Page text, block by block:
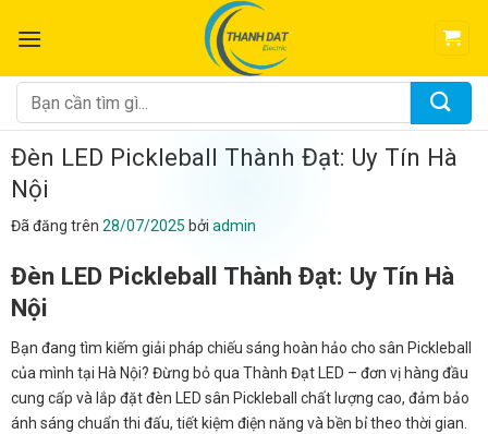
đến
dung
Tìm
kiếm:
Đèn LED Pickleball Thành Đạt: Uy Tín Hà
Nội
Đã đăng trên 28/07/2025 bởi admin
Đèn LED Pickleball Thành Đạt: Uy Tín Hà
Nội
Bạn đang tìm kiếm giải pháp chiếu sáng hoàn hảo cho sân Pickleball
của mình tại Hà Nội? Đừng bỏ qua Thành Đạt LED – đơn vị hàng đầu
cung cấp và lắp đặt đèn LED sân Pickleball chất lượng cao, đảm bảo
ánh sáng chuẩn thi đấu, tiết kiệm điện năng và bền bỉ theo thời gian.